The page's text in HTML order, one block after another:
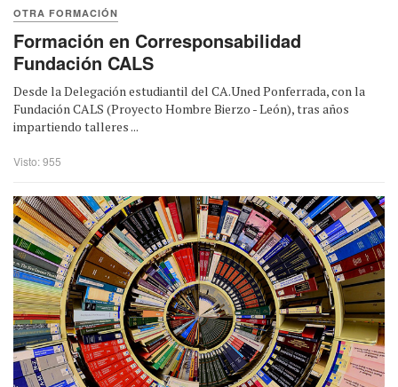
OTRA FORMACIÓN
Formación en Corresponsabilidad
Fundación CALS
Desde la Delegación estudiantil del CA.Uned Ponferrada, con la
Fundación CALS (Proyecto Hombre Bierzo - León), tras años
impartiendo talleres ...
Visto: 955